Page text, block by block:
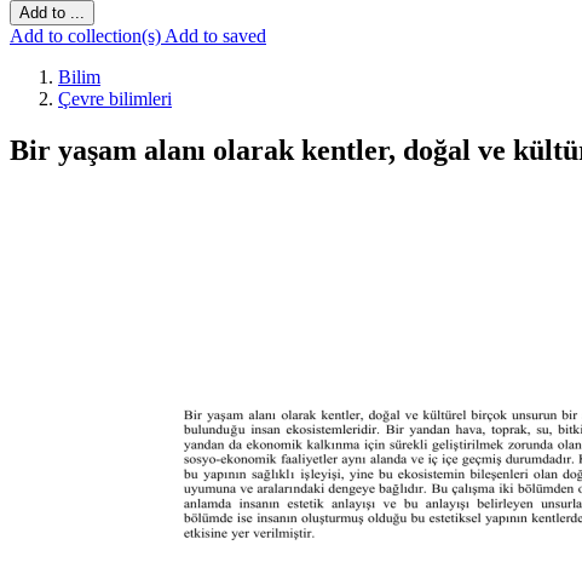
Add to ...
Add to collection(s) Add to saved
Bilim
Çevre bilimleri
Bir yaşam alanı olarak kentler, doğal ve